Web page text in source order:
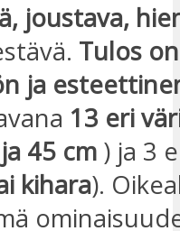
joustava,
Tulos on
ja
13 eri
45 cm ) ja 3
kihara).